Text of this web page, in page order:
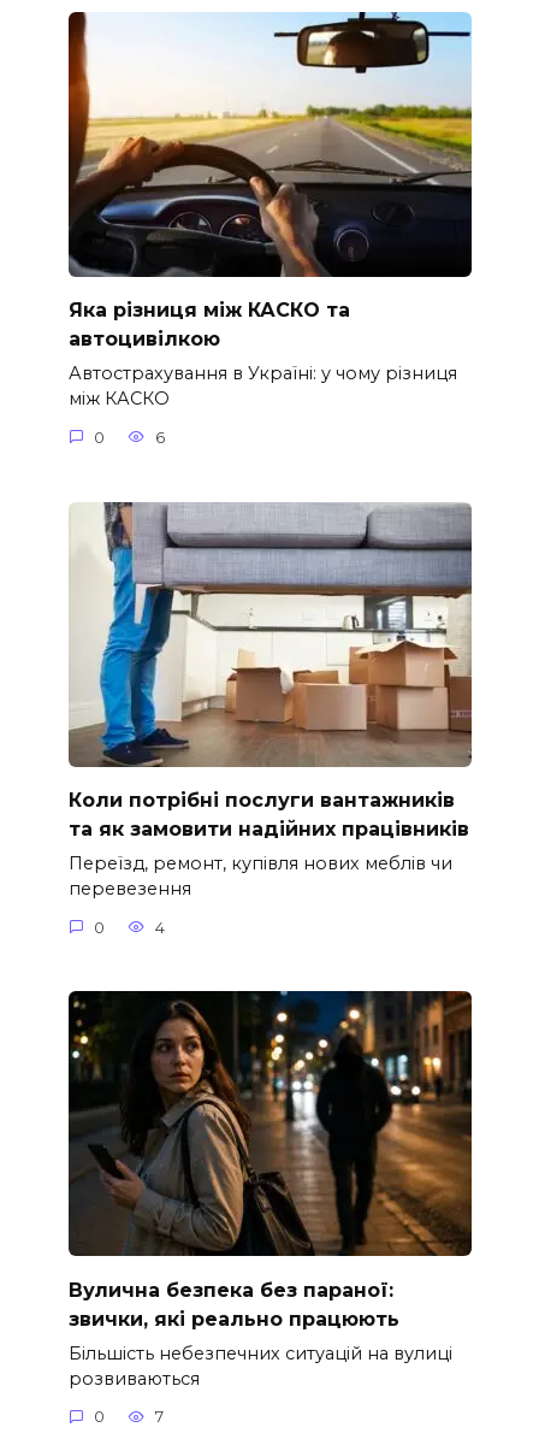
Яка різниця між КАСКО та
автоцивілкою
Автострахування в Україні: у чому різниця
між КАСКО
0 6
Коли потрібні послуги вантажників
та як замовити надійних працівників
Переїзд, ремонт, купівля нових меблів чи
перевезення
0 4
Вулична безпека без параної:
звички, які реально працюють
Більшість небезпечних ситуацій на вулиці
розвиваються
0 7